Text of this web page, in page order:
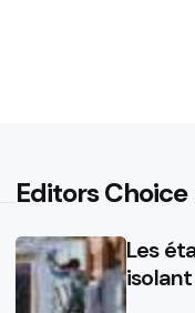
Editors Choice
Les